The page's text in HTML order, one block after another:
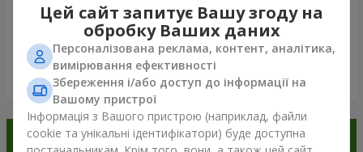
Переглянути все
Замовляйте в додатку
Цей сайт запитує Вашу згоду на
обробку Ваших даних
Персоналізована реклама, контент, аналітика,
вимірювання ефективності
Збереження і/або доступ до інформації на
Вашому пристрої
Інформація з Вашого пристрою (наприклад, файли
cookie та унікальні ідентифікатори) буде доступна